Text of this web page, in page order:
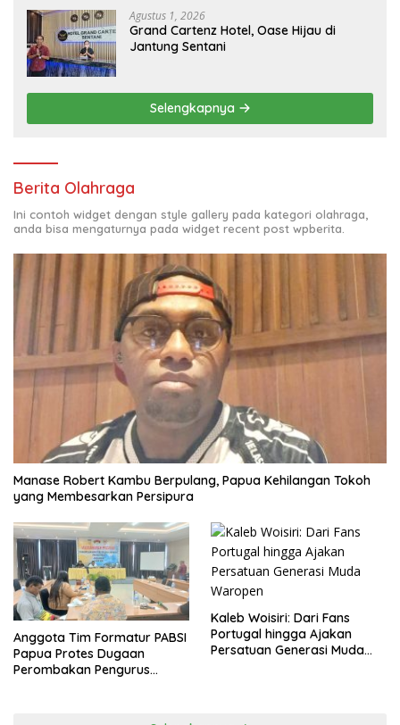
Agustus 1, 2026
Grand Cartenz Hotel, Oase Hijau di
Jantung Sentani
Selengkapnya
Berita Olahraga
Ini contoh widget dengan style gallery pada kategori olahraga,
anda bisa mengaturnya pada widget recent post wpberita.
Manase Robert Kambu Berpulang, Papua Kehilangan Tokoh
yang Membesarkan Persipura
Anggota Tim Formatur PABSI
Papua Protes Dugaan
Perombakan Pengurus
Kaleb Woisiri: Dari Fans
Portugal hingga Ajakan
Persatuan Generasi Muda